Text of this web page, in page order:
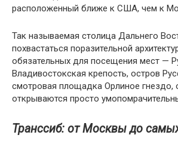
расположенный ближе к США, чем к
Так называемая столица Дальнего
похвастаться поразительной
обязательных для посещения мест —
Владивостокская крепость, остров
смотровая площадка Орлиное гнездо,
открываются просто
Транссиб: от Москвы до